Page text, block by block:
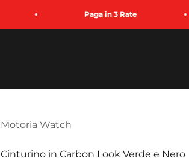
Paga in 3 Rate
Motoria Watch
Cinturino in Carbon Look Verde e Nero